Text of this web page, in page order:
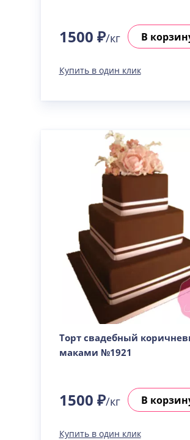
1500 ₽/кг В
Купить в один клик
Торт свадебный
маками №1921
1500 ₽/кг В
Купить в один клик